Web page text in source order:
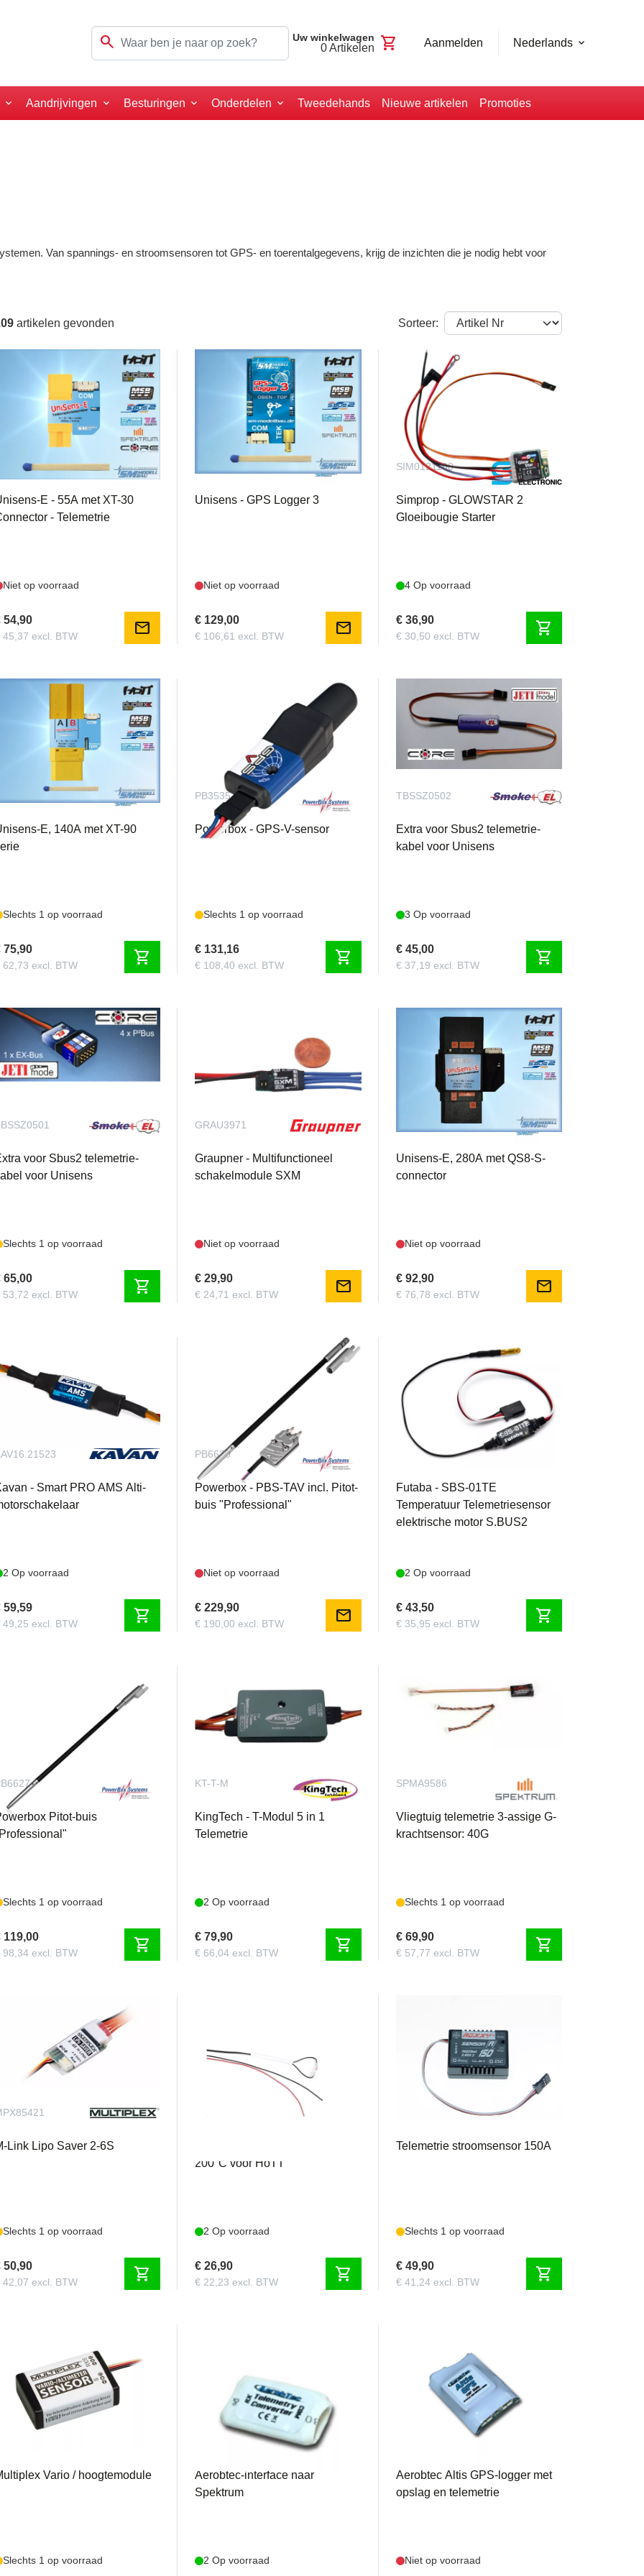
search Uw winkelwagen
0Artikelen shopping_cart Aanmelden Nederlands
Aandrijvingen Besturingen Onderdelen Tweedehands Nieuwe artikelen Promoties
Van spannings- en stroomsensoren tot GPS- en toerentalgegevens, krijg de inzichten die je nodig hebt voor
artikelen gevonden Sorteer:
US3107
E - 55A met XT-30
- Telemetrie
Niet op voorraad
54,90
45,37 excl. BTW mail
Unisens - GPS Logger 3
Niet op voorraad
€ 129,00
€ 106,61 excl. BTW mail
SIM0121100
Simprop - GLOWSTAR 2
Gloeibougie Starter
4 Op voorraad
€ 36,90
€ 30,50 excl. BTW shopping_cart
E, 140A met XT-90
Slechts 1 op voorraad
75,90
62,73 excl. BTW shopping_cart
PB3535
Powerbox - GPS-V-sensor
Slechts 1 op voorraad
€ 131,16
€ 108,40 excl. BTW shopping_cart
TBSSZ0502
Extra voor Sbus2 telemetrie-
kabel voor Unisens
3 Op voorraad
€ 45,00
€ 37,19 excl. BTW shopping_cart
voor Sbus2 telemetrie-
voor Unisens
Slechts 1 op voorraad
65,00
53,72 excl. BTW shopping_cart
GRAU3971
Graupner - Multifunctioneel
schakelmodule SXM
Niet op voorraad
€ 29,90
€ 24,71 excl. BTW mail
Unisens-E, 280A met QS8-S-
connector
Niet op voorraad
€ 92,90
€ 76,78 excl. BTW mail
- Smart PRO AMS Alti-
2 Op voorraad
59,59
49,25 excl. BTW shopping_cart
PB6630
Powerbox - PBS-TAV incl. Pitot-
buis "Professional"
Niet op voorraad
€ 229,90
€ 190,00 excl. BTW mail
FUTSBS-01TE
Futaba - SBS-01TE
Temperatuur Telemetriesensor
elektrische motor S.BUS2
2 Op voorraad
€ 43,50
€ 35,95 excl. BTW shopping_cart
Pitot-buis
Slechts 1 op voorraad
119,00
98,34 excl. BTW shopping_cart
KT-T-M
KingTech - T-Modul 5 in 1
Telemetrie
2 Op voorraad
€ 79,90
€ 66,04 excl. BTW shopping_cart
SPMA9586
Vliegtuig telemetrie 3-assige G-
krachtsensor: 40G
Slechts 1 op voorraad
€ 69,90
€ 57,77 excl. BTW shopping_cart
Link Lipo Saver 2-6S
Slechts 1 op voorraad
50,90
42,07 excl. BTW shopping_cart
200°C voor HoTT
2 Op voorraad
€ 26,90
€ 22,23 excl. BTW shopping_cart
Telemetrie stroomsensor 150A
Slechts 1 op voorraad
€ 49,90
€ 41,24 excl. BTW shopping_cart
Vario / hoogtemodule
Slechts 1 op voorraad
ALTISCONHS
Aerobtec-interface naar
Spektrum
2 Op voorraad
Aerobtec Altis GPS-logger met
opslag en telemetrie
Niet op voorraad